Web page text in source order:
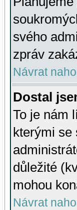
svého
zpráv
Návrat
Dostal
To je nám
kterými se
důležité
mohou
Návrat